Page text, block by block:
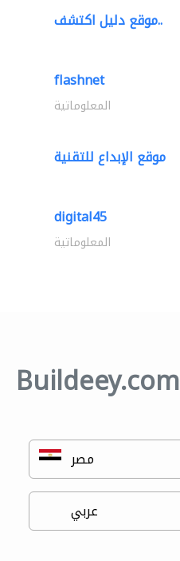
موقع دليل اكتشف..
flashnet
المعلوماتية
موقع الإبداع للتقنية
digital45
المعلوماتية
Buildeey.com